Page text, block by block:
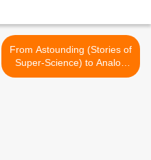
From Astounding (Stories of
Super-Science) to Analog
(Science Fiction and Fact) >